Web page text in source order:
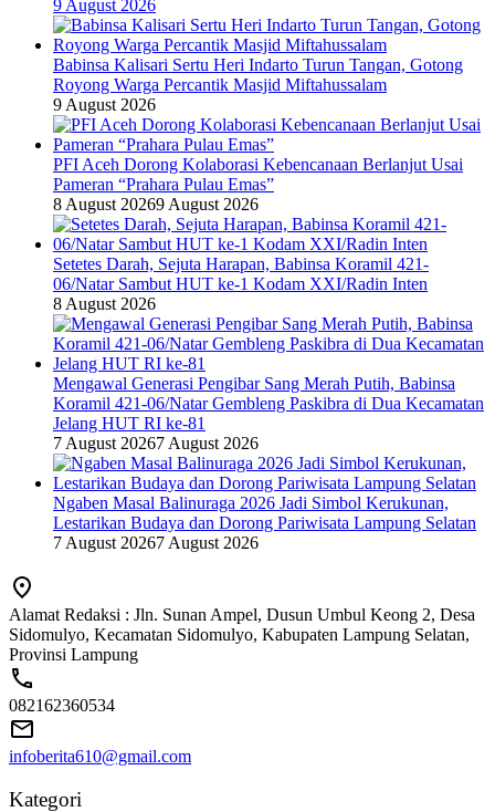
9 August 2026
Babinsa Kalisari Sertu Heri Indarto Turun Tangan, Gotong
Royong Warga Percantik Masjid Miftahussalam
9 August 2026
PFI Aceh Dorong Kolaborasi Kebencanaan Berlanjut Usai
Pameran “Prahara Pulau Emas”
8 August 20269 August 2026
Setetes Darah, Sejuta Harapan, Babinsa Koramil 421-
06/Natar Sambut HUT ke-1 Kodam XXI/Radin Inten
8 August 2026
Mengawal Generasi Pengibar Sang Merah Putih, Babinsa
Koramil 421-06/Natar Gembleng Paskibra di Dua Kecamatan
Jelang HUT RI ke-81
7 August 20267 August 2026
Ngaben Masal Balinuraga 2026 Jadi Simbol Kerukunan,
Lestarikan Budaya dan Dorong Pariwisata Lampung Selatan
7 August 20267 August 2026
Alamat Redaksi : Jln. Sunan Ampel, Dusun Umbul Keong 2, Desa
Sidomulyo, Kecamatan Sidomulyo, Kabupaten Lampung Selatan,
Provinsi Lampung
082162360534
infoberita610@gmail.com
Kategori